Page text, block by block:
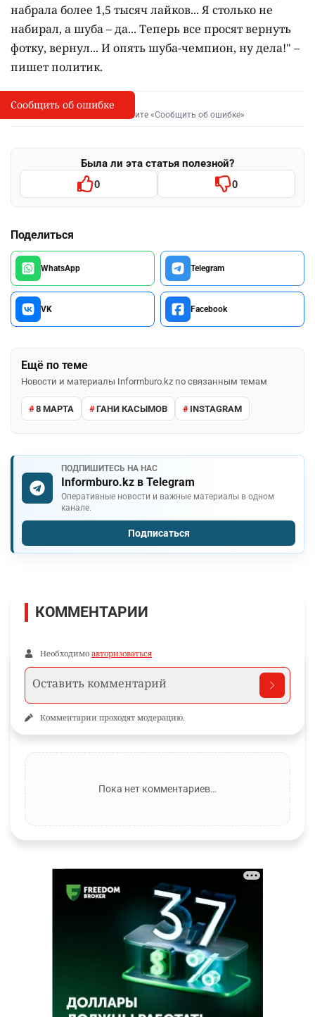
набрала более 1,5 тысяч лайков... Я столько не
набирал, а шуба – да... Теперь все просят вернуть
фотку, вернул... И опять шуба-чемпион, ну дела!" –
пишет политик.
I
Сообщить об опечатке
Выделите фрагмент и нажмите «Сообщить об ошибке»
Была ли эта статья полезной?
0 0
Поделиться
WhatsApp Telegram
VK Facebook
Ещё по теме
Новости и материалы Informburo.kz по связанным темам
8 МАРТА ГАНИ КАСЫМОВ INSTAGRAM
ПОДПИШИТЕСЬ НА НАС
Informburo.kz в Telegram
Оперативные новости и важные материалы в одном
канале.
Подписаться
Сообщить об ошибке
КОММЕНТАРИИ
Необходимо авторизоваться
Комментарии проходят модерацию.
Пока нет комментариев…